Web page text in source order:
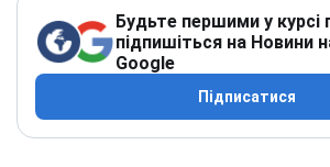
Будьте першими у курсі
підпишіться на Новини
Google
Підписатися